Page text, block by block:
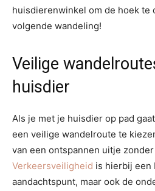
huisdierenwinkel om de hoek te
volgende wandeling!
Veilige
huisdier
Als je met je huisdier op pad
een veilige wandelroute te
van een ontspannen uitje
Verkeersveiligheid is hierbij een
aandachtspunt, maar ook de